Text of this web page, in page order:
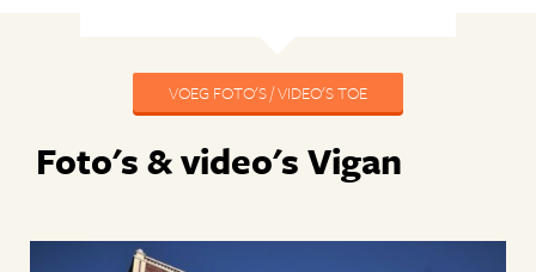
VOEG FOTO'S / VIDEO'S TOE
Foto's & video's Vigan